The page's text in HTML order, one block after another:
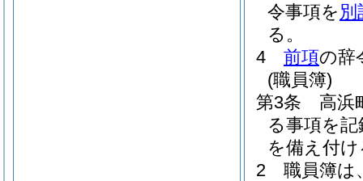
令事項を 別
る。
4
前項の辞
(職員簿)
第3条
高浜
る事項を
を備え付
2
職員簿は